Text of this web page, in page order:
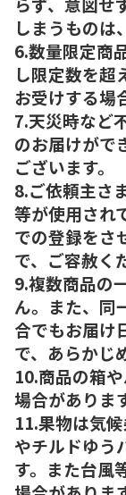
しまうものは
6.数量限定商
し限定数を超
お受けする場
7.天災時など
のお届けがで
ございます。
8.ご依頼主さ
等が使用され
での登録をさ
で、ご容赦く
9.複数商品の
ん。また、同
合でもお届け
で、あらかじ
10.商品の箱
場合がありま
11.果物は気
やチルドゆう
す。また台風